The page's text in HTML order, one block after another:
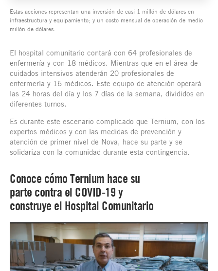
Estas acciones representan una inversión de casi 1 millón de dólares en
infraestructura y equipamiento; y un costo mensual de operación de medio
millón de dólares.
El hospital comunitario contará con 64 profesionales de
enfermería y con 18 médicos. Mientras que en el área de
cuidados intensivos atenderán 20 profesionales de
enfermería y 16 médicos. Este equipo de atención operará
las 24 horas del día y los 7 días de la semana, divididos en
diferentes turnos.
Es durante este escenario complicado que Ternium, con los
expertos médicos y con las medidas de prevención y
atención de primer nivel de Nova, hace su parte y se
solidariza con la comunidad durante esta contingencia.
Conoce cómo Ternium hace su
parte contra el COVID-19 y
construye el Hospital Comunitario